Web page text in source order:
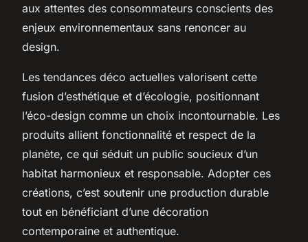
aux attentes des consommateurs conscients des
enjeux environnementaux sans renoncer au
design.
Les tendances déco actuelles valorisent cette
fusion d’esthétique et d’écologie, positionnant
l’éco-design comme un choix incontournable. Les
produits allient fonctionnalité et respect de la
planète, ce qui séduit un public soucieux d’un
habitat harmonieux et responsable. Adopter ces
créations, c’est soutenir une production durable
tout en bénéficiant d’une décoration
contemporaine et authentique.